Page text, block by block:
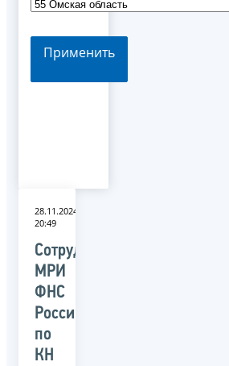
Применить
28.11.2024
20:49
Сотрудники
МРИ
ФНС
России
по
КН